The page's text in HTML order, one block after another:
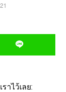
าไว้เลย: